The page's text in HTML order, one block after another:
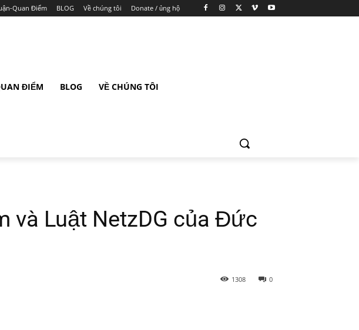
Quan Điểm BLOG Về chúng tôi Donate / ủng hộ
ĐIỂM BLOG VỀ CHÚNG TÔI
và Luật NetzDG của Đức
0
1308